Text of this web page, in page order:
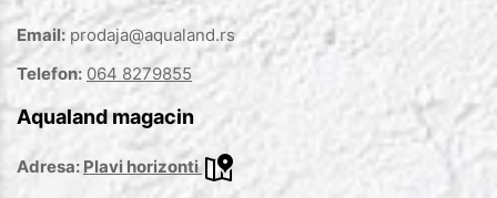
Email: prodaja@aqualand.rs
Telefon: 064 8279855
Aqualand magacin
Adresa: Plavi horizonti